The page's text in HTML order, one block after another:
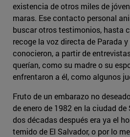
existencia de otros miles de
maras. Ese contacto personal
buscar otros testimonios, hasta
recoge la voz directa de Parada
conocieron, a partir de
querían, como su madre o su
enfrentaron a él, como algunos
Fruto de un embarazo no
de enero de 1982 en la ciudad
dos décadas después era ya el
temido de El Salvador, o por lo